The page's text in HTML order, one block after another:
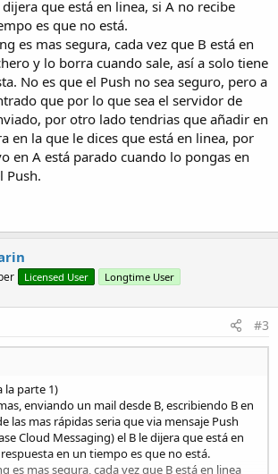
que está en linea, si A no recibe
es que no está.
es mas segura, cada vez que B está en
y lo borra cuando sale, así a solo tiene
No es que el Push no sea seguro, pero a
que por lo que sea el servidor de
por otro lado tendrias que añadir en
en la que le dices que está en linea, por
en A está parado cuando lo pongas en
Push.
Licensed User Longtime User
#3
la parte 1)
enviando un mail desde B, escribiendo B en
las mas rápidas seria que via mensaje Push
Cloud Messaging) el B le dijera que está en
en un tiempo es que no está.
es mas segura, cada vez que B está en linea